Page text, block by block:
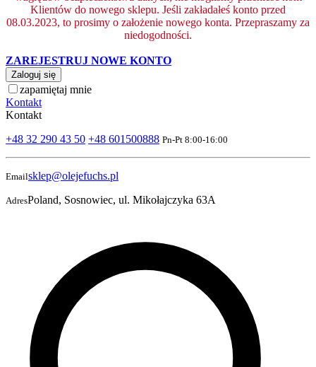
Klientów do nowego sklepu. Jeśli zakładałeś konto przed
08.03.2023, to prosimy o założenie nowego konta. Przepraszamy za
niedogodności.
ZAREJESTRUJ NOWE KONTO
Zaloguj się
zapamiętaj mnie
Kontakt
Kontakt
+48 32 290 43 50 +48 601500888 Pn-Pt 8:00-16:00
Emailsklep@olejefuchs.pl
AdresPoland, Sosnowiec, ul. Mikołajczyka 63A